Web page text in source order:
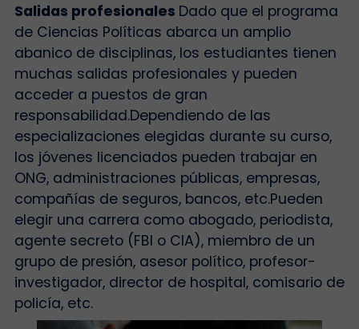
Salidas profesionales Dado que el programa
de Ciencias Políticas abarca un amplio
abanico de disciplinas, los estudiantes tienen
muchas salidas profesionales y pueden
acceder a puestos de gran
responsabilidad.Dependiendo de las
especializaciones elegidas durante su curso,
los jóvenes licenciados pueden trabajar en
ONG, administraciones públicas, empresas,
compañías de seguros, bancos, etc.Pueden
elegir una carrera como abogado, periodista,
agente secreto (FBI o CIA), miembro de un
grupo de presión, asesor político, profesor-
investigador, director de hospital, comisario de
policía, etc.